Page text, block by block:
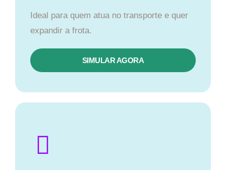
Ideal para quem atua no transporte e quer
expandir a frota.
SIMULAR AGORA